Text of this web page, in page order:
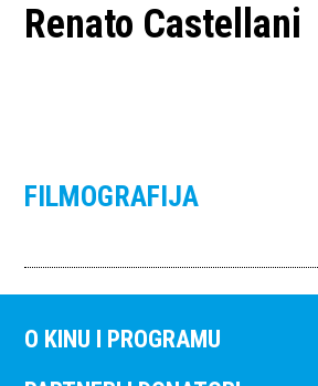
Renato Castellani
FILMOGRAFIJA
O KINU I PROGRAMU